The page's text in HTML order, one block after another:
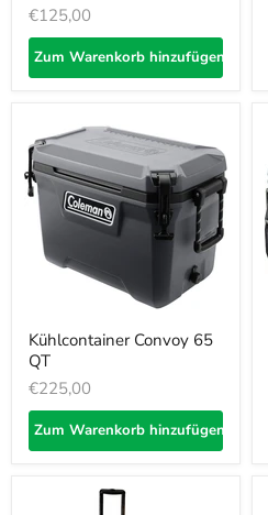
€125,00
Zum Warenkorb hinzufügen
Kühlcontainer Convoy 65
QT
€225,00
Zum Warenkorb hinzufügen